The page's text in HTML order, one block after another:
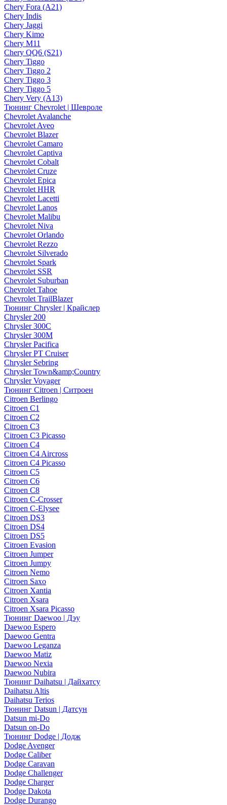
Chery Fora (A21)
Chery Indis
Chery Jaggi
Chery Kimo
Chery M11
Chery QQ6 (S21)
Chery Tiggo
Chery Tiggo 2
Chery Tiggo 3
Chery Tiggo 5
Chery Very (A13)
Тюнинг Chevrolet | Шевроле
Chevrolet Avalanche
Chevrolet Aveo
Chevrolet Blazer
Chevrolet Camaro
Chevrolet Captiva
Chevrolet Cobalt
Chevrolet Cruze
Chevrolet Epica
Chevrolet HHR
Chevrolet Lacetti
Chevrolet Lanos
Chevrolet Malibu
Chevrolet Niva
Chevrolet Orlando
Chevrolet Rezzo
Chevrolet Silverado
Chevrolet Spark
Chevrolet SSR
Chevrolet Suburban
Chevrolet Tahoe
Chevrolet TrailBlazer
Тюнинг Chrysler | Крайслер
Chrysler 200
Chrysler 300C
Chrysler 300M
Chrysler Pacifica
Chrysler PT Cruiser
Chrysler Sebring
Chrysler Town&amp;Country
Chrysler Voyager
Тюнинг Citroen | Ситроен
Citroen Berlingo
Citroen C1
Citroen C2
Citroen C3
Citroen C3 Picasso
Citroen C4
Citroen C4 Aircross
Citroen C4 Picasso
Citroen C5
Citroen C6
Citroen C8
Citroen C-Crosser
Citroen C-Elysee
Citroen DS3
Citroen DS4
Citroen DS5
Citroen Evasion
Citroen Jumper
Citroen Jumpy
Citroen Nemo
Citroen Saxo
Citroen Xantia
Citroen Xsara
Citroen Xsara Picasso
Тюнинг Daewoo | Дэу
Daewoo Espero
Daewoo Gentra
Daewoo Leganza
Daewoo Matiz
Daewoo Nexia
Daewoo Nubira
Тюнинг Daihatsu | Дайхатсу
Daihatsu Altis
Daihatsu Terios
Тюнинг Datsun | Датсун
Datsun mi-Do
Datsun on-Do
Тюнинг Dodge | Додж
Dodge Avenger
Dodge Caliber
Dodge Caravan
Dodge Challenger
Dodge Charger
Dodge Dakota
Dodge Durango